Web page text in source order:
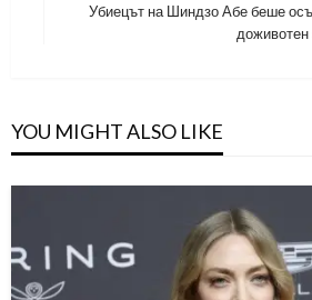
Убиецът на Шиндзо Абе беше
доживотен
YOU MIGHT ALSO LIKE